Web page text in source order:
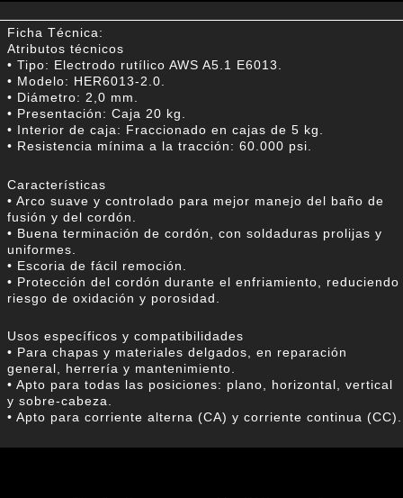
Ficha Técnica:
Atributos técnicos
• Tipo: Electrodo rutílico AWS A5.1 E6013.
• Modelo: HER6013-2.0.
• Diámetro: 2,0 mm.
• Presentación: Caja 20 kg.
• Interior de caja: Fraccionado en cajas de 5 kg.
• Resistencia mínima a la tracción: 60.000 psi.
Características
• Arco suave y controlado para mejor manejo del baño de
fusión y del cordón.
• Buena terminación de cordón, con soldaduras prolijas y
uniformes.
• Escoria de fácil remoción.
• Protección del cordón durante el enfriamiento, reduciendo
riesgo de oxidación y porosidad.
Usos específicos y compatibilidades
• Para chapas y materiales delgados, en reparación
general, herrería y mantenimiento.
• Apto para todas las posiciones: plano, horizontal, vertical
y sobre-cabeza.
• Apto para corriente alterna (CA) y corriente continua (CC).